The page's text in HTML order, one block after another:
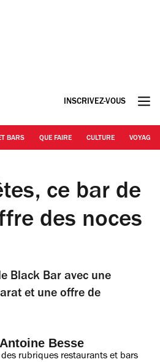
INSCRIVEZ-VOUS
BARS QUE FAIRE CULTURE VOYAGE
ce bar de
des noces
Black Bar avec une
et une offre de
Antoine Besse
rubriques restaurants et bars